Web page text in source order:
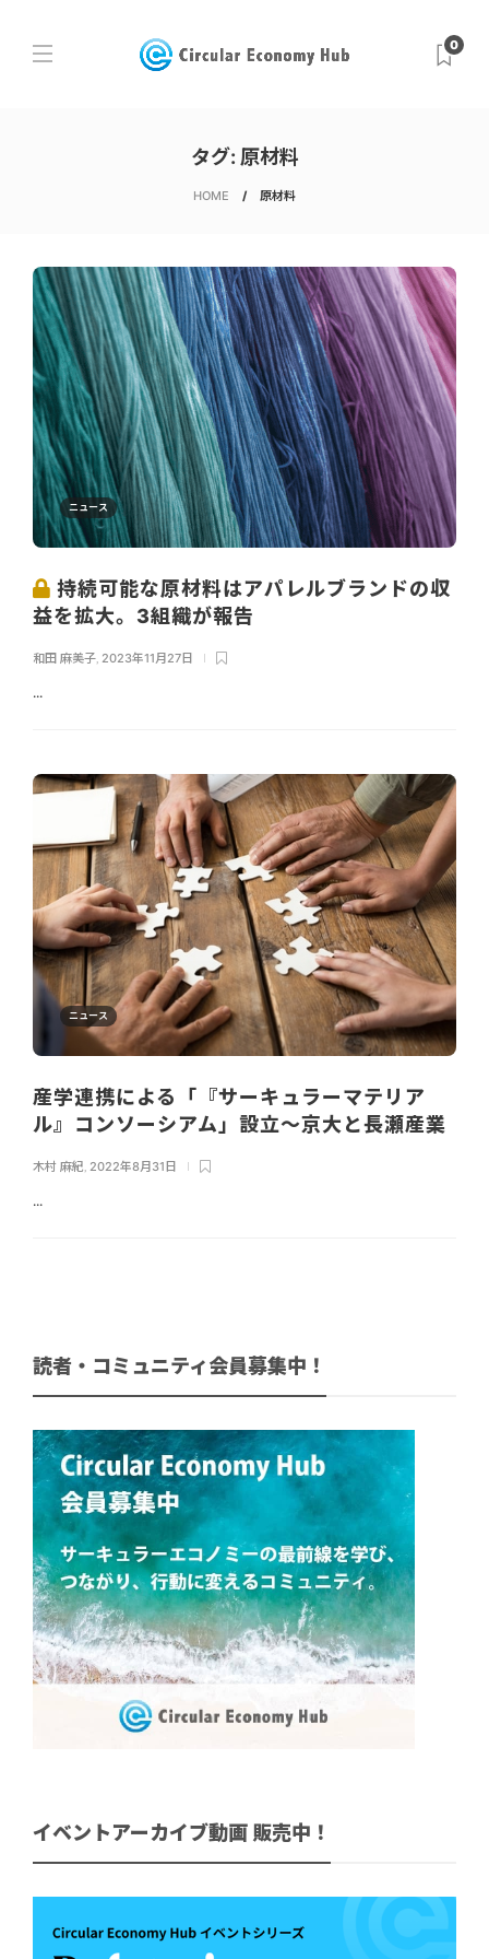
0
タグ: 原材料
HOME 原材料
ニュース
持続可能な原材料はアパレルブランドの収
益を拡大。3組織が報告
和田 麻美子, 2023年11月27日
...
ニュース
産学連携による「『サーキュラーマテリア
ル』コンソーシアム」設立～京大と長瀬産業
木村 麻紀 2022年8月31日
...
読者・コミュニティ会員募集中！
イベントアーカイブ動画 販売中！